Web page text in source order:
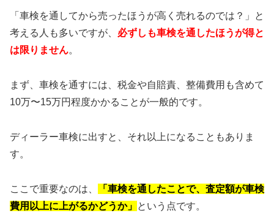
「車検を通してから売ったほうが高く売れるのでは？」と
考える人も多いですが、 必ずしも車検を通したほうが得と
は限りません。
まず、車検を通すには、税金や自賠責、整備費用も含めて
10万〜15万円程度かかることが一般的です。
ディーラー車検に出すと、それ以上になることもありま
す。
ここで重要なのは、
「車検を通したことで、査定額が車検
費用以上に上がるかどうか」 という点です。